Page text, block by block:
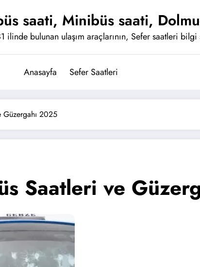
saati, Minibüs saati,
ilinde bulunan ulaşım araçlarının, Sefer saatleri bilgi
Anasayfa Sefer Saatleri
2025
Saatleri ve